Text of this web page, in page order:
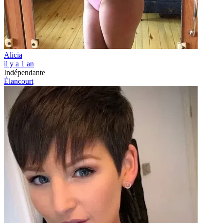
Alicia
il y a 1 an
Indépendante
Élancourt